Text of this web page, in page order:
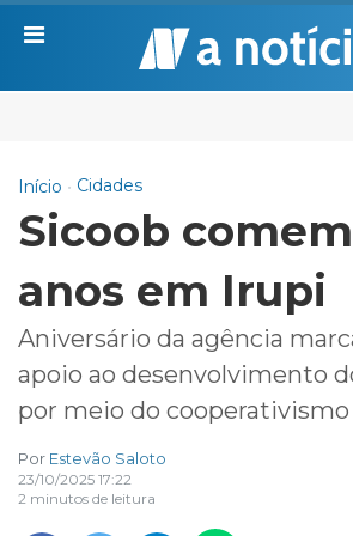
Início Cidades
Sicoob
anos em Irupi
Aniversário da agência
apoio ao desenvolvimento
por meio do cooperativismo
Por Estevão Saloto
23/10/2025 17:22
2 minutos de leitura